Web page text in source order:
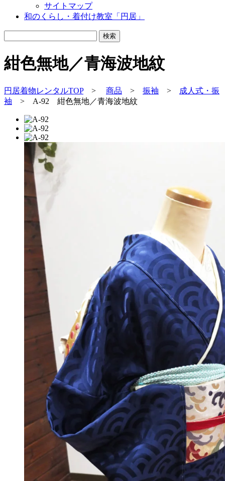
サイトマップ
和のくらし・着付け教室「円居」
紺色無地／青海波地紋
円居着物レンタルTOP> 商品 > 振袖 >
成人式・振
袖 > A-92 紺色無地／青海波地紋